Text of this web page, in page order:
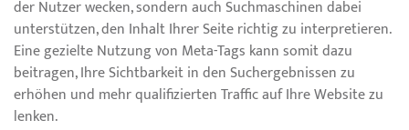
der Nutzer wecken, sondern auch Suchmaschinen dabei
unterstützen, den Inhalt Ihrer Seite richtig zu interpretieren.
Eine gezielte Nutzung von Meta-Tags kann somit dazu
beitragen, Ihre Sichtbarkeit in den Suchergebnissen zu
erhöhen und mehr qualifizierten Traffic auf Ihre Website zu
lenken.